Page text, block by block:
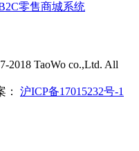
零售商城系统
2018 TaoWo co.,Ltd. All
： 沪ICP备17015232号-1